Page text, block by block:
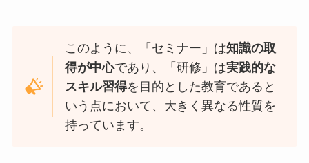
このように、「セミナー」は知識の取
得が中心であり、「研修」は実践的な
スキル習得を目的とした教育であると
いう点において、大きく異なる性質を
持っています。